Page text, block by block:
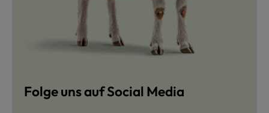
Folge uns auf Social Media